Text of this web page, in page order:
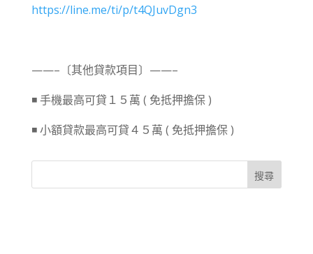
https://line.me/ti/p/t4QJuvDgn3
——–〔其他貸款項目〕——–
◾ 手機最高可貸１５萬 ( 免抵押擔保 )
◾ 小額貸款最高可貸４５萬 ( 免抵押擔保 )